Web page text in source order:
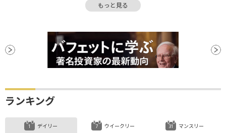
株式分割
もっと見る
ランキング
デイリー ウイークリー マンスリー